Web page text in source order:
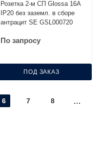
Розетка 2-м СП Glossa 16А
IP20 без заземл. в сборе
антрацит SE GSL000720
По запросу
ПОД ЗАКАЗ
6 7
8